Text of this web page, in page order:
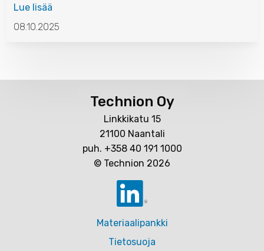
Lue lisää
08.10.2025
Materiaalipankki
Tietosuoja
Technion Oy
Linkkikatu 15
21100 Naantali
puh. +358 40 191 1000
© Technion 2026